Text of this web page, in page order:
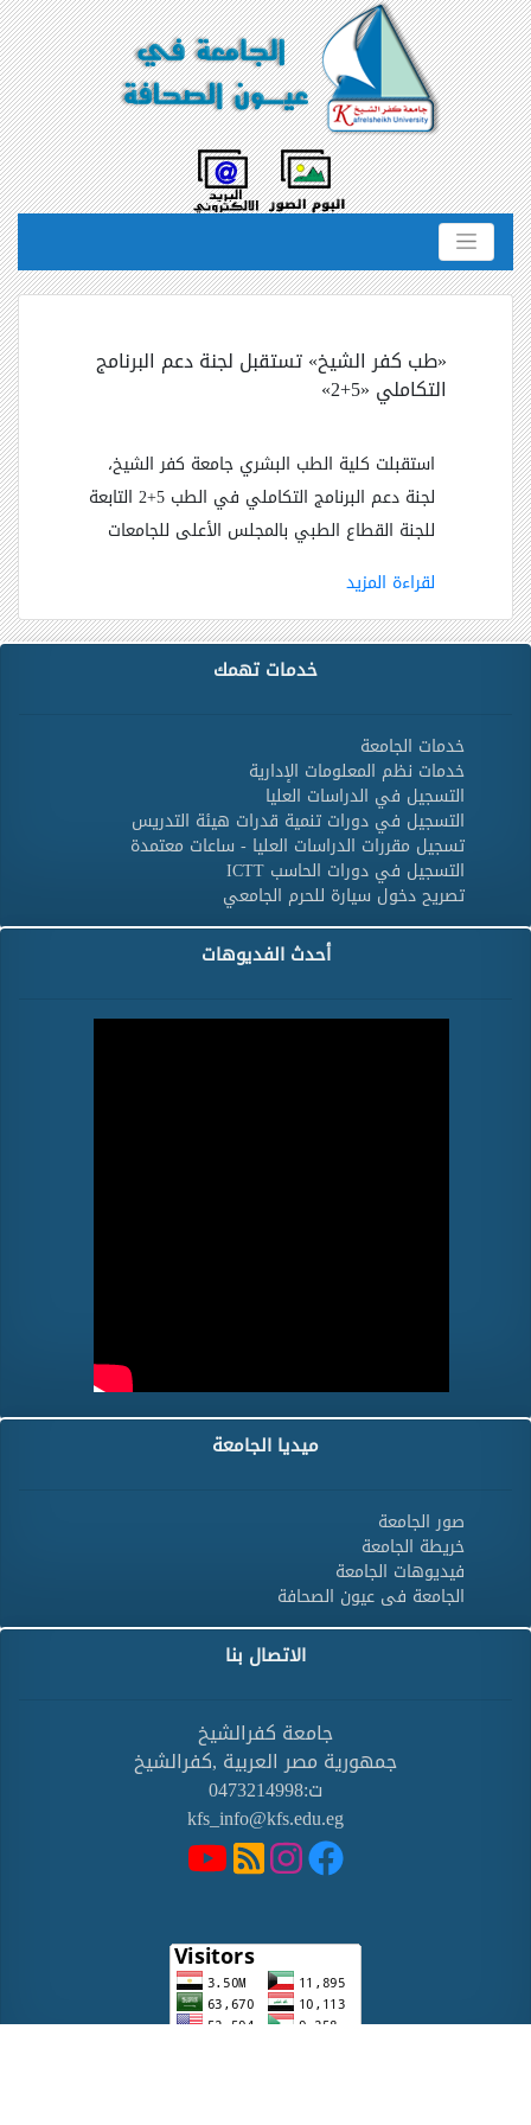
«طب كفر الشيخ» تستقبل لجنة دعم البرنامج
التكاملي «5+2»
استقبلت كلية الطب البشري جامعة كفر الشيخ،
لجنة دعم البرنامج التكاملي في الطب 5+2 التابعة
للجنة القطاع الطبي بالمجلس الأعلى للجامعات
لقراءة المزيد
خدمات تهمك
خدمات الجامعة
خدمات نظم المعلومات الإدارية
التسجيل في الدراسات العليا
التسجيل في دورات تنمية قدرات هيئة التدريس
تسجيل مقررات الدراسات العليا - ساعات معتمدة
التسجيل في دورات الحاسب ICTT
تصريح دخول سيارة للحرم الجامعي
أحدث الفديوهات
ميديا الجامعة
صور الجامعة
خريطة الجامعة
فيديوهات الجامعة
الجامعة فى عيون الصحافة
الاتصال بنا
جامعة كفرالشيخ
جمهورية مصر العربية ,كفرالشيخ
ت:0473214998
kfs_info@kfs.edu.eg